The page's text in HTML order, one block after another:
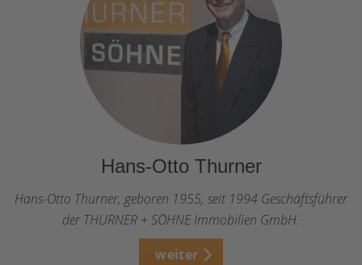
Hans-Otto Thurner
Hans-Otto Thurner, geboren 1955, seit 1994 Geschäftsführer
der THURNER + SÖHNE Immobilien GmbH.
weiter